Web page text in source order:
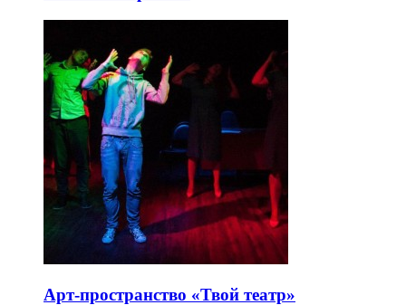
Арт-пространство «Твой театр»